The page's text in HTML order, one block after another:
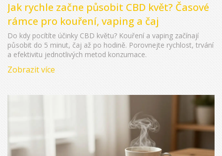
Jak rychle začne působit CBD květ? Časové
rámce pro kouření, vaping a čaj
Do kdy pocítíte účinky CBD květu? Kouření a vaping začínají
působit do 5 minut, čaj až po hodině. Porovnejte rychlost, trvání
a efektivitu jednotlivých metod konzumace.
Zobrazit více